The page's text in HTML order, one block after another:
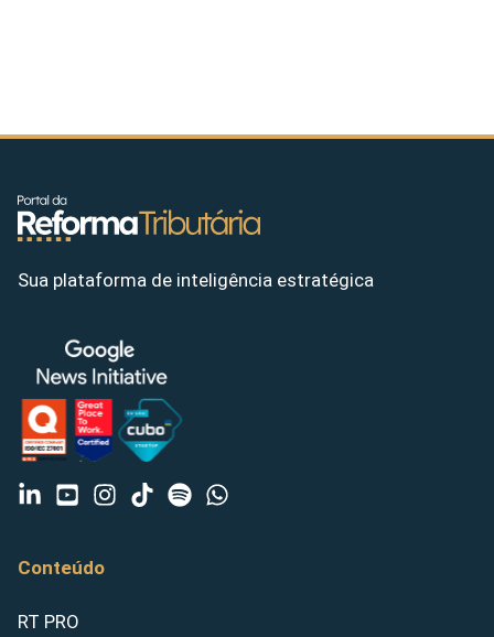
Sua plataforma de inteligência estratégica
Conteúdo
RT PRO